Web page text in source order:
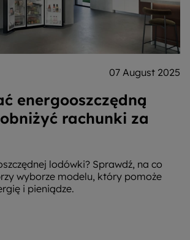
07 August 2025
energooszczędną
rachunki za
lodówki? Sprawdź, na co
wyborze modelu, który pomoże
i pieniądze.